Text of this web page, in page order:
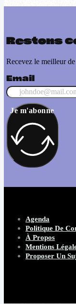
Restons
Recevez le meilleur
Email
Je m'abonne
Agenda
Politique De
À Propos
Mentions
Proposer Un